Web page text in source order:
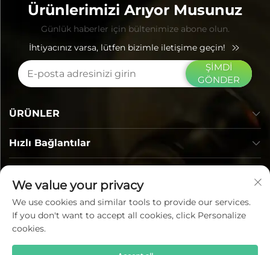
Ürünlerimizi Arıyor Musunuz
Günlük haberler için bültenimize abone olun.
İhtiyacınız varsa, lütfen bizimle iletişime geçin!
ŞİMDİ
GÖNDER
Hızlı Bağlantılar
ÜRÜNLER
We value your privacy
We use cookies and similar tools to provide our services.
If you don't want to accept all cookies, click Personalize
cookies.